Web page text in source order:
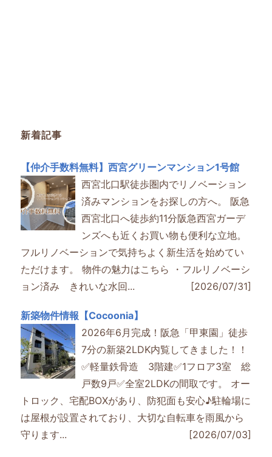
新着記事
【仲介手数料無料】西宮グリーンマンション1号館
西宮北口駅徒歩圏内でリノベーション
済みマンションをお探しの方へ。 阪急
西宮北口へ徒歩約11分阪急西宮ガーデ
ンズへも近くお買い物も便利な立地。
フルリノベーションで気持ちよく新生活を始めてい
ただけます。 物件の魅力はこちら ・フルリノベーシ
ョン済み きれいな水回...
[2026/07/31]
新築物件情報【Cocoonia】
2026年6月完成！阪急「甲東園」徒歩
7分の新築2LDK内覧してきました！！
✅軽量鉄骨造 3階建✅1フロア3室 総
戸数9戸✅全室2LDKの間取です。 オー
トロック、宅配BOXがあり、防犯面も安心♪駐輪場に
は屋根が設置されており、大切な自転車を雨風から
守ります...
[2026/07/03]